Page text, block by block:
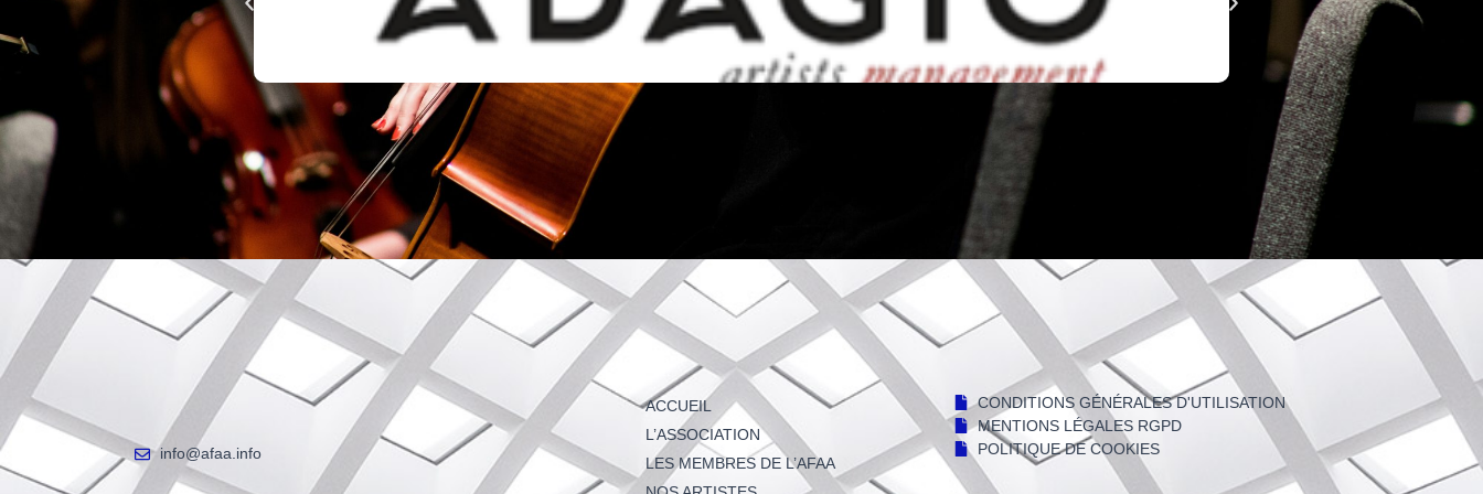
info@afaa.info
ACCUEIL
L’ASSOCIATION
LES MEMBRES DE L’AFAA
CONDITIONS GÉNÉRALES D'UTILISATION
MENTIONS LÉGALES RGPD
POLITIQUE DE COOKIES